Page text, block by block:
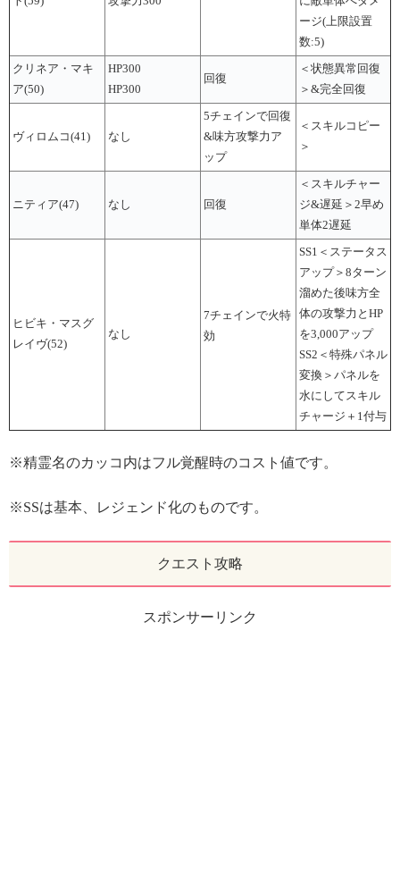
ージ(上限設置
数:5)
クリネア・マキ
ア(50)
HP300
HP300
回復
＜状態異常回復
＞&完全回復
ヴィロムコ(41) なし
5チェインで回復
&味方攻撃力ア
ップ
＜スキルコピー
＞
ニティア(47) なし 回復
＜スキルチャー
ジ&遅延＞2早め
単体2遅延
ヒビキ・マスグ
レイヴ(52)
なし
7チェインで火特
効
SS1＜ステータス
アップ＞8ターン
溜めた後味方全
体の攻撃力とHP
を3,000アップ
SS2＜特殊パネル
変換＞パネルを
水にしてスキル
チャージ＋1付与
※精霊名のカッコ内はフル覚醒時のコスト値です。
※SSは基本、レジェンド化のものです。
クエスト攻略
スポンサーリンク